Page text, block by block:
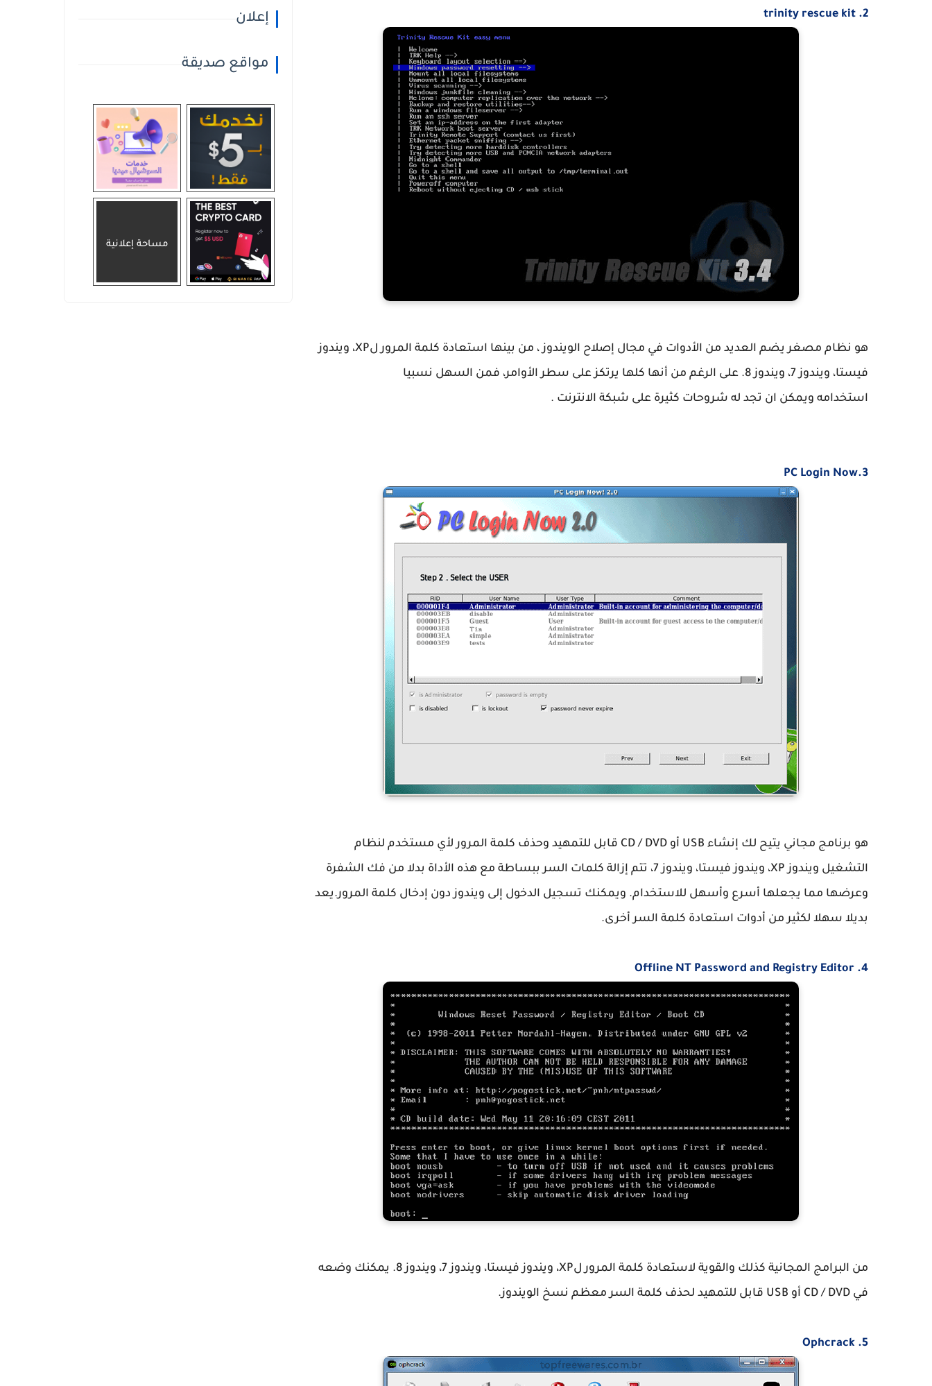
2. trinity rescue kit
هو نظام مصغر يضم العديد من الأدوات في مجال إصلاح الويندوز ، من بينها استعادة كلمة المرور لXP، ويندوز
فيستا، ويندوز 7، ويندوز 8. على الرغم من أنها كلها يرتكز على سطر الأوامر، فمن السهل نسبيا
استخدامه ويمكن ان تجد له شروحات كثيرة على شبكة الانترنت .
3.PC Login Now
هو برنامج مجاني يتيح لك إنشاء USB أو CD / DVD قابل للتمهيد وحذف كلمة المرور لأي مستخدم لنظام
التشغيل ويندوز XP، ويندوز فيستا، ويندوز 7، تتم إزالة كلمات السر ببساطة مع هذه الأداة بدلا من فك الشفرة
وعرضها مما يجعلها أسرع وأسهل للاستخدام. ويمكنك تسجيل الدخول إلى ويندوز دون إدخال كلمة المرور.يعد
بديلا سهلا لكثير من أدوات استعادة كلمة السر أخرى.
4. Offline NT Password and Registry Editor
من البرامج المجانية كذلك والقوية لاستعادة كلمة المرور لXP، ويندوز فيستا، ويندوز 7، ويندوز 8. يمكنك وضعه
في CD / DVD أو USB قابل للتمهيد لحذف كلمة السر معظم نسخ الويندوز.
5. Ophcrack
إعلان
مواقع صديقة
مساحة إعلانية